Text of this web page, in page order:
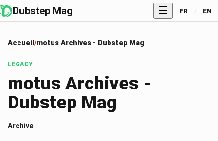
Dubstep Mag FR / EN
Accueil motus Archives - Dubstep Mag
LEGACY
motus Archives -
Dubstep Mag
Archive